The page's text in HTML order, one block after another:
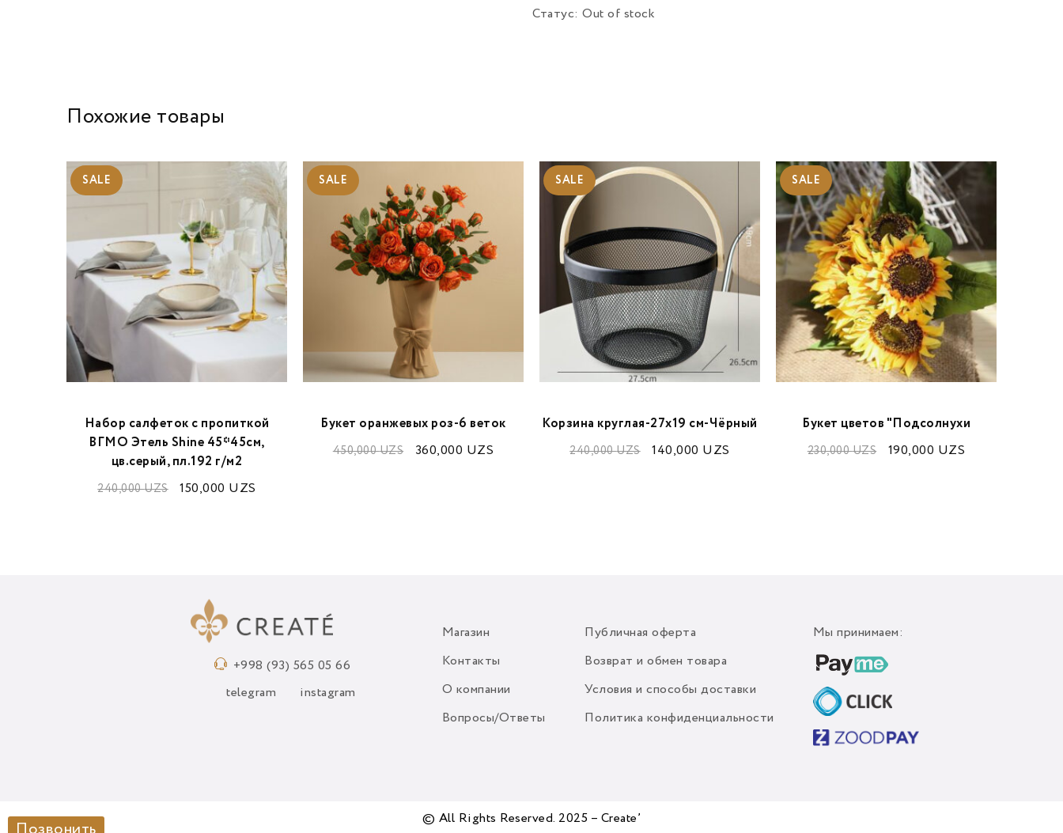
Статус: Out of stock
Похожие товары
SALE
Набор салфеток с пропиткой
ВГМО Этель Shine 45*45см,
цв.серый, пл.192 г/м2
240,000UZS 150,000 UZS
SALE
Букет оранжевых роз-6 веток
450,000UZS 360,000 UZS
SALE
Корзина круглая-27х19 см-Чёрный
240,000UZS 140,000 UZS
SALE
Букет цветов "Подсолнухи
230,000UZS 190,000 UZS
+998 (93) 565 05 66
telegram instagram
Магазин
Контакты
О компании
Вопросы/Ответы
Публичная оферта
Возврат и обмен товара
Условия и способы доставки
Политика конфиденциальности
Мы принимаем:
© All Rights Reserved. 2025 – Create’
Позвонить